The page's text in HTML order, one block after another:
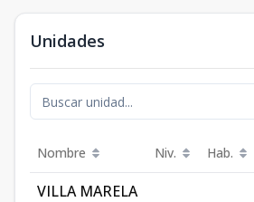
Unidades
Nombre Niv. Hab.
VILLA MARELA